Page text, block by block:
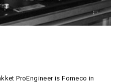
ProEngineer is Fomeco in